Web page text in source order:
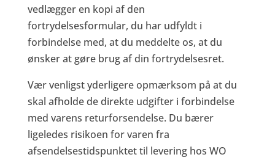
vedlægger en kopi af den
fortrydelsesformular, du har udfyldt i
forbindelse med, at du meddelte os, at du
ønsker at gøre brug af din fortrydelsesret.
Vær venligst yderligere opmærksom på at du
skal afholde de direkte udgifter i forbindelse
med varens returforsendelse. Du bærer
ligeledes risikoen for varen fra
afsendelsestidspunktet til levering hos WO